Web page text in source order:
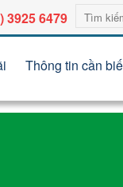
3925 6479
Thông tin cần